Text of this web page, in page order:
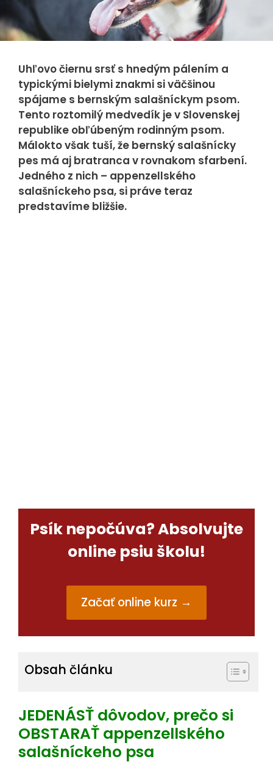
Uhľovo čiernu srsť s hnedým pálením a
typickými bielymi znakmi si väčšinou
spájame s bernským salašníckym psom.
Tento roztomilý medvedík je v Slovenskej
republike obľúbeným rodinným psom.
Málokto však tuší, že bernský salašnícky
pes má aj bratranca v rovnakom sfarbení.
Jedného z nich – appenzellského
salašníckeho psa, si práve teraz
predstavíme bližšie.
Psík nepočúva? Absolvujte
online psiu školu!
Začať online kurz →
Obsah článku
JEDENÁSŤ dôvodov, prečo si
OBSTARAŤ appenzellského
salašníckeho psa
cookies
Nevyhnutné
cookies sú
správnu
funkčnosť
webovej
stránky a ich
použitie
nemožno
zakázať. Tieto
cookies sa
žiadnym
ako celok, tzn.
nepoužívame
Preferenčné
cookies
spríjemnenie
Vašej práce s